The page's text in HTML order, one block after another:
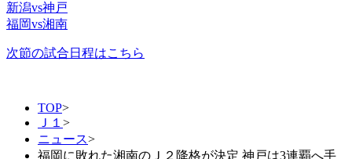
新潟vs神戸
福岡vs湘南
次節の試合日程はこちら
TOP>
Ｊ１ >
ニュース>
福岡に敗れた湘南のＪ２降格が決定 神戸は3連覇へ手